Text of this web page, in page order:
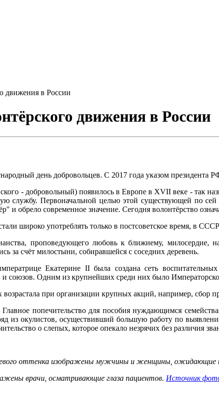
движения в России
движения в России
день добровольцев. С 2017 года указом президента
- добровольный) появилось в Европе в XVII веке - так
службу. Первоначальной целью этой существующей по
и обрело современное значение. Сегодня волонтёрство
широко употреблять только в постсоветское время, в
проповедующего любовь к ближнему, милосердие,
за счёт милостыни, собиравшейся с соседних деревень.
Екатерине II была создана сеть
и союзов. Одним из крупнейших среди них было
возрастала при организации крупных акций, например,
попечительство для пособия нуждающимся
из окулистов, осуществивший большую работу по
о слепых, которое опекало незрячих без различия
оттенка изображены мужчины и женщины, ожидающие
врачи, осматривающие глаза пациентов. Источник